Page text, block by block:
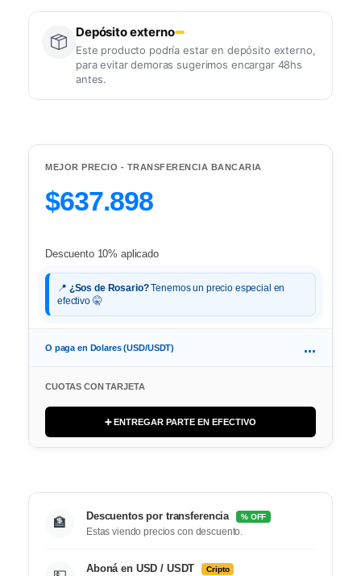
Depósito externo
Este producto podría estar en depósito externo,
para evitar demoras sugerimos encargar 48hs
antes.
MEJOR PRECIO - TRANSFERENCIA BANCARIA
$637.898
Descuento 10% aplicado
📍 ¿Sos de Rosario?Tenemos un precio especial en
efectivo 🤫
O paga en Dolares (USD/USDT) ...
CUOTAS CON TARJETA
➕ ENTREGAR PARTE EN EFECTIVO
🏦 Descuentos por transferencia % OFF
Estas viendo precios con descuento.
Aboná en USD / USDT Cripto